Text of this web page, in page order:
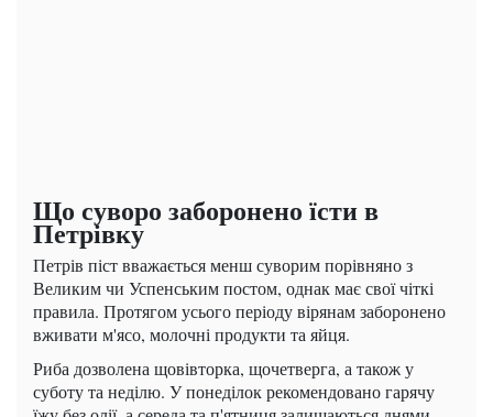
Що суворо заборонено їсти в
Петрівку
Петрів піст вважається менш суворим порівняно з
Великим чи Успенським постом, однак має свої чіткі
правила. Протягом усього періоду вірянам заборонено
вживати м'ясо, молочні продукти та яйця.
Риба дозволена щовівторка, щочетверга, а також у
суботу та неділю. У понеділок рекомендовано гарячу